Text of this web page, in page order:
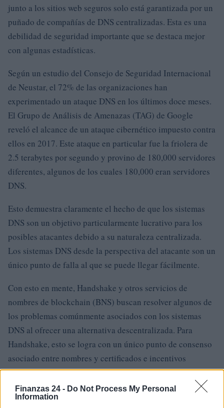
Finanzas 24 - Do Not Process My Personal
Information
junto a los sitios web seguros solo está garantizada por un
puñado de compañías de DNS centralizadas. Esta es una
debilidad de seguridad importante que se destaca mejor
con algunas estadísticas.
Según un estudio del Consejo de Seguridad Internacional
de Neustar, el 72% de las organizaciones han
experimentado un ataque DNS en los últimos doce meses.
El Grupo de Análisis de Amenazas (TAG) de Google
reveló el alcance de un ataque cibernético impuesto contra
ellos en 2017. Este ataque en particular fue la friolera de
2.5 terabytes por segundo y provino de 180,000 servidores
diferentes, algunos de los cuales 180,000 eran servidores
DNS.
Esto demuestra claramente el hecho de que los sistemas
DNS son un objetivo particularmente lucrativo para los
posibles atacantes debido a su naturaleza centralizada.
Los sistemas DNS desde la perspectiva del atacante son un
único punto de falla al que se puede llegar fácilmente.
Con esto en mente, Handshake y otros servicios de
nombres de blockchain (BNS) buscan resolver algunos de
los problemas comúnmente asociados con los sistemas
DNS al ofrecer una alternativa descentralizada. Para
Handshake, esto se logra con un único punto de consenso
asociado entre nombres y certificados e incentivos
criptoeconómicos.
Reflexiones finales: ENS le da una idea de las